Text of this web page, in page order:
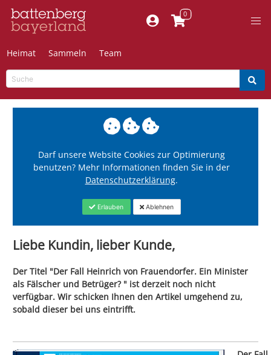
Heimat Sammeln Team
Darf unsere Website Cookies zur Optimierung
benutzen? Mehr Informationen finden Sie in der
Datenschutzerklärung.
Erlauben Ablehnen
Liebe Kundin, lieber Kunde,
Der Titel "Der Fall Heinrich von Frauendorfer. Ein Minister
als Fälscher und Betrüger? " ist derzeit noch nicht
verfügbar. Wir schicken Ihnen den Artikel umgehend zu,
sobald dieser bei uns eintrifft.